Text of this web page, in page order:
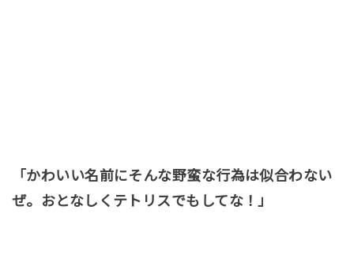
「かわいい名前にそんな野蛮な行為は似合わない
ぜ。おとなしくテトリスでもしてな！」